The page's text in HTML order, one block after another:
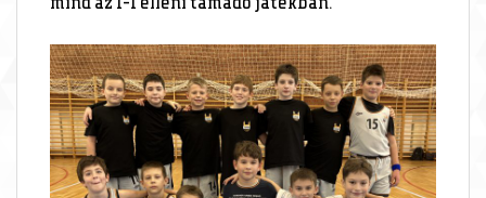
mind az 1-1 elleni támadó játékban.